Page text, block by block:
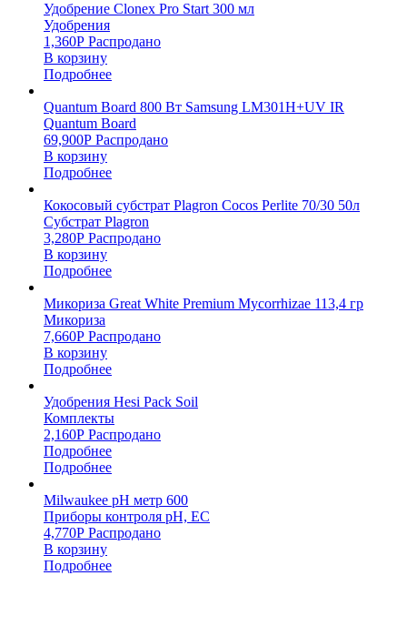
Удобрение Clonex Pro Start 300 мл
Удобрения
1,360Р Распродано
В корзину
Подробнее
Quantum Board 800 Вт Samsung LM301H+UV IR
Quantum Board
69,900Р Распродано
В корзину
Подробнее
Кокосовый субстрат Plagron Cocos Perlite 70/30 50л
Субстрат Plagron
3,280Р Распродано
В корзину
Подробнее
Микориза Great White Premium Mycorrhizae 113,4 гр
Микориза
7,660Р Распродано
В корзину
Подробнее
Удобрения Hesi Pack Soil
Комплекты
2,160Р Распродано
Подробнее
Подробнее
Milwaukee pH метр 600
Приборы контроля pH, EC
4,770Р Распродано
В корзину
Подробнее